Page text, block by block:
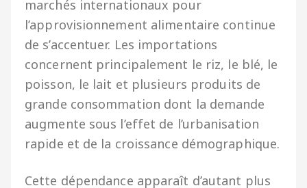
marchés internationaux pour
l’approvisionnement alimentaire continue
de s’accentuer. Les importations
concernent principalement le riz, le blé, le
poisson, le lait et plusieurs produits de
grande consommation dont la demande
augmente sous l’effet de l’urbanisation
rapide et de la croissance démographique.
Cette dépendance apparaît d’autant plus